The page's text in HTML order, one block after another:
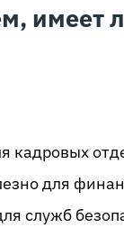
имеет
кадровых
для
служб